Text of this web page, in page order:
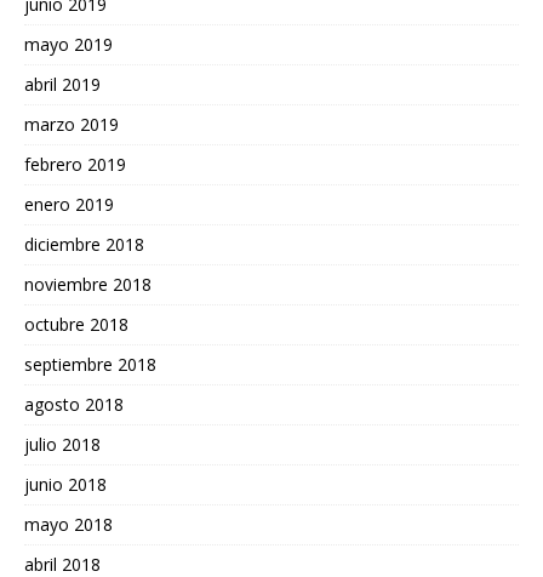
mayo 2019
abril 2019
marzo 2019
febrero 2019
enero 2019
diciembre 2018
noviembre 2018
octubre 2018
septiembre 2018
agosto 2018
julio 2018
junio 2018
mayo 2018
abril 2018